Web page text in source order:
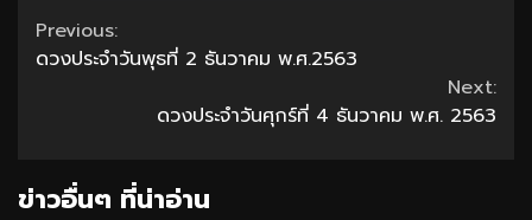
Continue
Reading
Previous:
ดวงประจำวันพุธที่ 2 ธันวาคม พ.ศ.2563
Next:
ดวงประจำวันศุกร์ที่ 4 ธันวาคม พ.ศ. 2563
ข่าวอื่นๆ ที่น่าอ่าน